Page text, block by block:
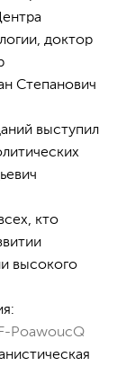
доктор
Степанович
выступил
кто
высокого
PoawoucQ